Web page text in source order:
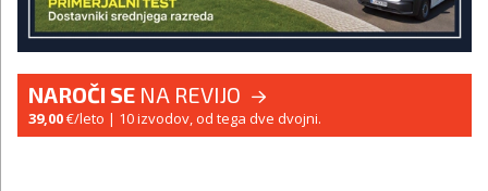
NAROČI SE NA REVIJO
39,00€/leto | 10 izvodov, od tega dve dvojni.